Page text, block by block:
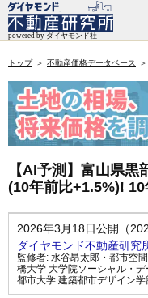
トップ 不動産価格データベース
【AI予測】富山県
(10年前比+1.5%)!
2026年3月18日公開（
ダイヤモンド不動産研究
監修者: 水谷昂太郎・都市空
橋大学 大学院ソーシャル・
都市大学 建築都市デザイン